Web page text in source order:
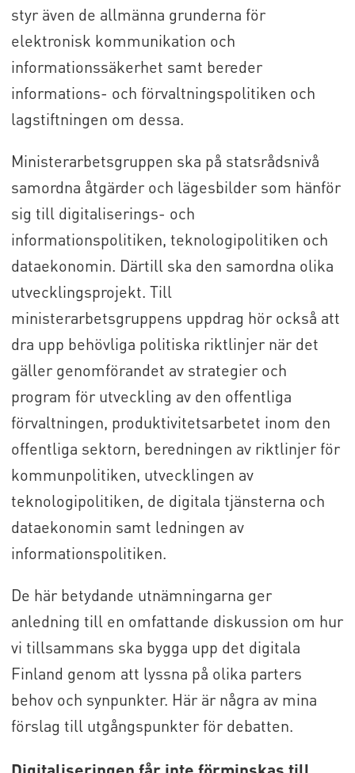
styr även de allmänna grunderna för
elektronisk kommunikation och
informationssäkerhet samt bereder
informations- och förvaltningspolitiken och
lagstiftningen om dessa.
Ministerarbetsgruppen ska på statsrådsnivå
samordna åtgärder och lägesbilder som hänför
sig till digitaliserings- och
informationspolitiken, teknologipolitiken och
dataekonomin. Därtill ska den samordna olika
utvecklingsprojekt. Till
ministerarbetsgruppens uppdrag hör också att
dra upp behövliga politiska riktlinjer när det
gäller genomförandet av strategier och
program för utveckling av den offentliga
förvaltningen, produktivitetsarbetet inom den
offentliga sektorn, beredningen av riktlinjer för
kommunpolitiken, utvecklingen av
teknologipolitiken, de digitala tjänsterna och
dataekonomin samt ledningen av
informationspolitiken.
De här betydande utnämningarna ger
anledning till en omfattande diskussion om hur
vi tillsammans ska bygga upp det digitala
Finland genom att lyssna på olika parters
behov och synpunkter. Här är några av mina
förslag till utgångspunkter för debatten.